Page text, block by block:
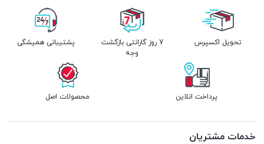
تحویل اکسپرس
7 روز گارانتی بازگشت
وجه
پشتیبانی همیشگی
پرداخت انلاین محصولات اصل
خدمات مشتریان